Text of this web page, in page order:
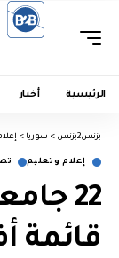
الرئيسية أخبار
بزنس2بزنس > سوريا >
إعلام وتعليم
22